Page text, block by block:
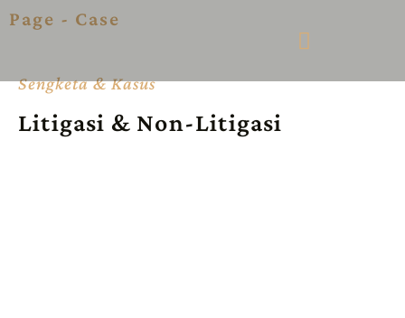
Page - Case
Sengketa & Kasus
Litigasi & Non-Litigasi